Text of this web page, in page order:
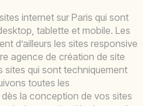
internet sur Paris qui sont
tablette et mobile. Les
d’ailleurs les sites responsive
agence de création de site
sites qui sont techniquement
toutes les
la conception de vos sites